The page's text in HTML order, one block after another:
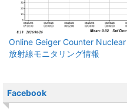
Online Geiger Counter
放射線モニタリング情報
Facebook